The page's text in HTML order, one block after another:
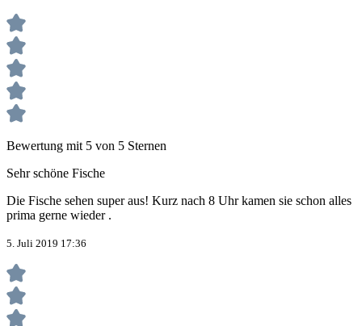
Bewertung mit 5 von 5 Sternen
Sehr schöne Fische
Die Fische sehen super aus! Kurz nach 8 Uhr kamen sie schon alles
prima gerne wieder .
5. Juli 2019 17:36